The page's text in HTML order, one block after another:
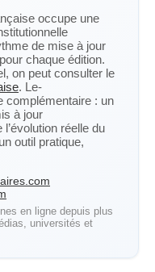
occupe une
de mise à jour
chaque édition.
on peut consulter le
. Le-
complémentaire : un
à jour
réelle du
outil pratique,
en ligne depuis plus
universités et